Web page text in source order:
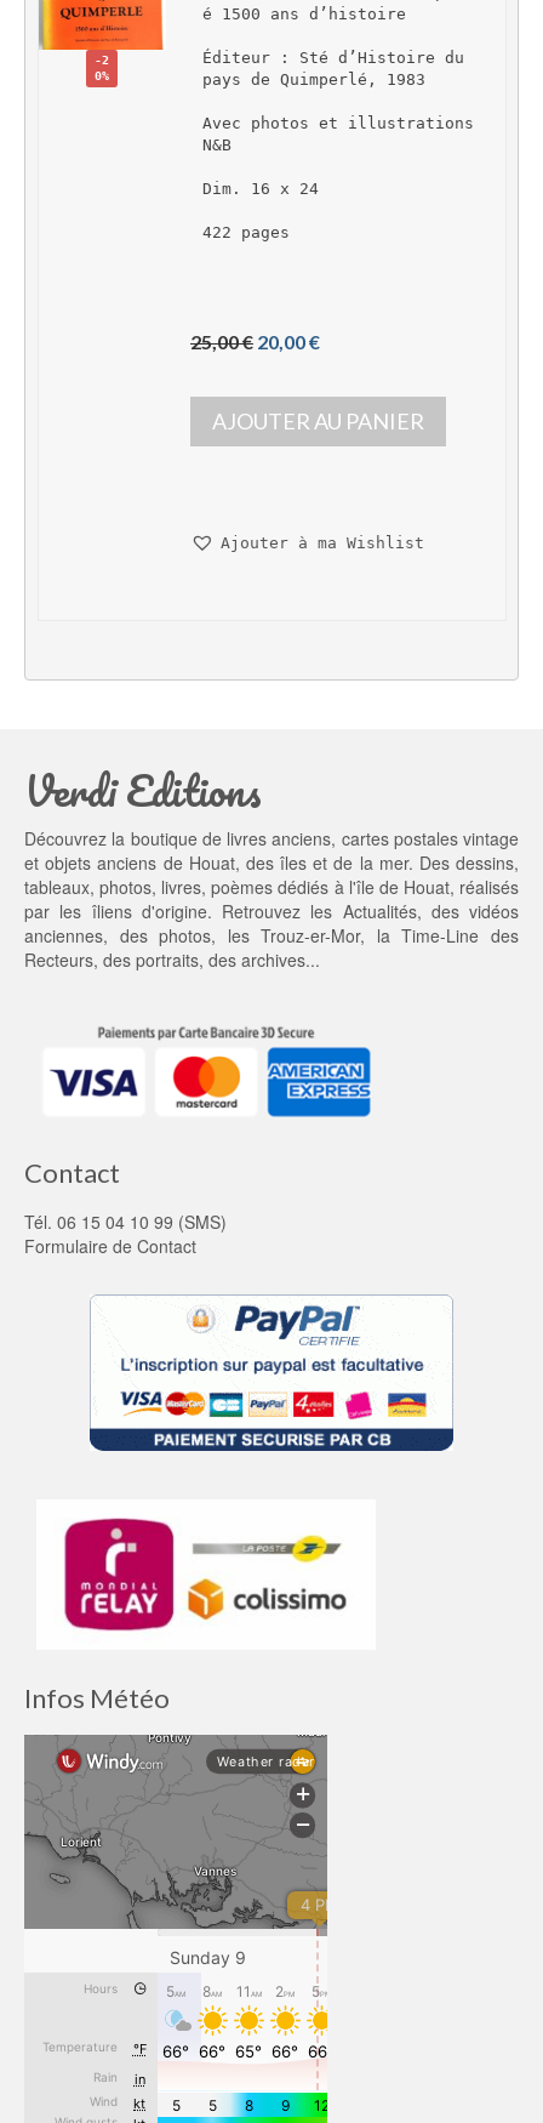
-2
0%
é 1500 ans d’histoire
Éditeur : Sté d’Histoire du
pays de Quimperlé, 1983
Avec photos et illustrations
N&B
Dim. 16 x 24
422 pages
25,00 € L
p
r
i
i
é
t :
5,
0
0 €.
20,00 €L
p
r
i
t
s
AJOUTER AU PANIER
Ajouter à ma Wishlist
Verdi Editions
Découvrez la boutique de livres anciens, cartes postales vintage
et objets anciens de Houat, des îles et de la mer. Des dessins,
tableaux, photos, livres, poèmes dédiés à l'île de Houat, réalisés
par les îliens d'origine. Retrouvez les Actualités, des vidéos
anciennes, desphotos, lesTrouz-er-Mor, laTime-Line des
Recteurs, des portraits, des archives...
Contact
Tél. 06 15 04 10 99 (SMS)
Formulaire de Contact
Infos Météo